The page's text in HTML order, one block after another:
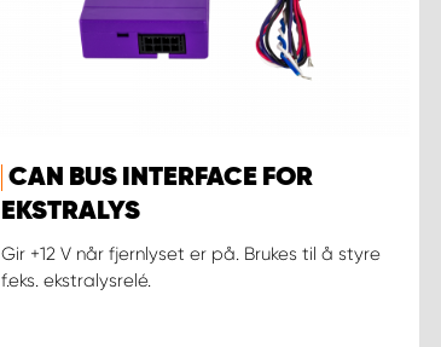
CAN BUS INTERFACE FOR
EKSTRALYS
Gir +12 V når fjernlyset er på. Brukes til å styre
f.eks. ekstralysrelé.